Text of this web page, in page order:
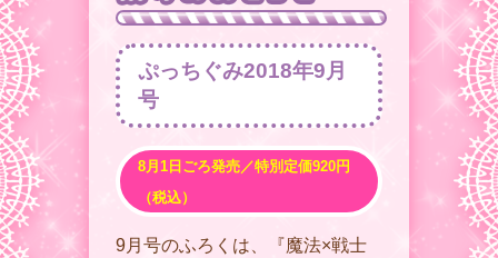
ぷっちぐみ2018年9月
号
8月1日ごろ発売／特別定価920円
（税込）
9月号のふろくは、『魔法×戦士